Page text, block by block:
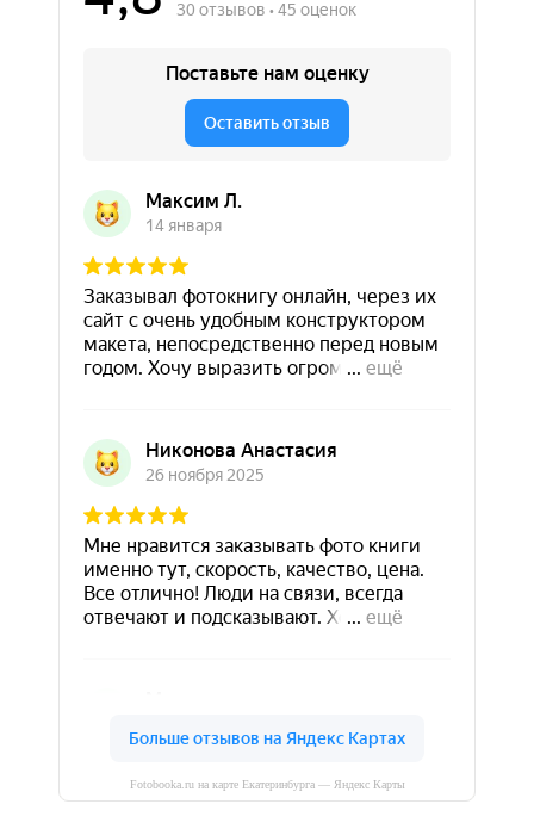
Fotobooka.ru на карте Екатеринбурга — Яндекс Карты